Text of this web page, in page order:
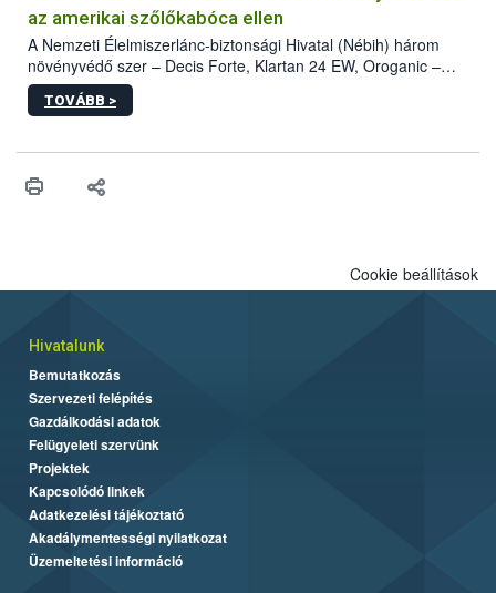
az amerikai szőlőkabóca ellen
A Nemzeti Élelmiszerlánc-biztonsági Hivatal (Nébih) három
növényvédő szer – Decis Forte, Klartan 24 EW, Oroganic –
engedélyokiratát módosította, így azok a szüretet követően,
egészen a vesszőérettség (BBCH 91) stádiumáig
érésű szőlőkben is legyen lehetőség a károsító elleni további
felhasználók számára is elérhető és ökológiai termesztésben is
TOVÁBB >
Cookie beállítások
Hivatalunk
Bemutatkozás
Szervezeti felépítés
Gazdálkodási adatok
Felügyeleti szervünk
Projektek
Kapcsolódó linkek
Adatkezelési tájékoztató
Akadálymentességi nyilatkozat
Üzemeltetési információ